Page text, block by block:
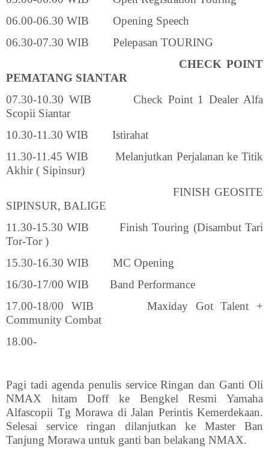
06.00-06.30 WIB
Opening Speech
06.30-07.30 WIB
Pelepasan TOURING
CHECK POINT
PEMATANG SIANTAR
07.30-10.30 WIB
Check Point 1 Dealer Alfa
Scopii Siantar
10.30-11.30 WIB
Istirahat
11.30-11.45 WIB
Melanjutkan Perjalanan ke Titik
Akhir ( Sipinsur)
FINISH GEOSITE
SIPINSUR, BALIGE
11.30-15.30 WIB
Finish Touring (Disambut Tari
Tor-Tor )
15.30-16.30 WIB
MC Opening
16/30-17/00 WIB
Band Performance
17.00-18/00 WIB
Maxiday Got Talent +
Community Combat
18.00-
Pagi tadi agenda penulis service Ringan dan Ganti Oli
NMAX hitam Doff ke Bengkel Resmi Yamaha
Alfascopii Tg Morawa di Jalan Perintis Kemerdekaan.
Selesai service ringan dilanjutkan ke Master Ban
Tanjung Morawa untuk ganti ban belakang NMAX.